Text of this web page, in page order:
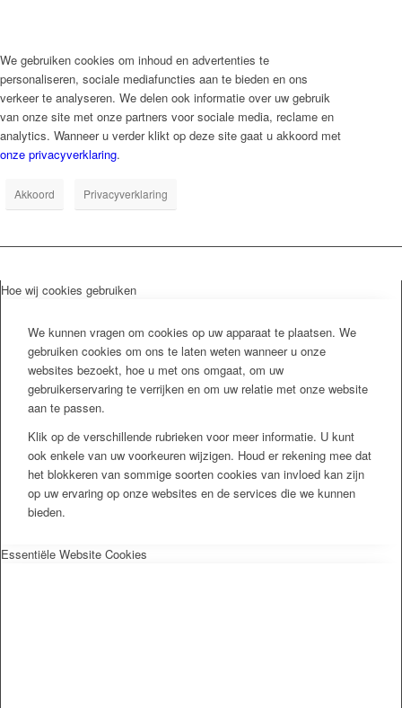
We gebruiken cookies om inhoud en advertenties te
personaliseren, sociale mediafuncties aan te bieden en ons
verkeer te analyseren. We delen ook informatie over uw gebruik
van onze site met onze partners voor sociale media, reclame en
analytics. Wanneer u verder klikt op deze site gaat u akkoord met
onze privacyverklaring.
Akkoord Privacyverklaring
Hoe wij cookies gebruiken
We kunnen vragen om cookies op uw apparaat te plaatsen. We
gebruiken cookies om ons te laten weten wanneer u onze
websites bezoekt, hoe u met ons omgaat, om uw
gebruikerservaring te verrijken en om uw relatie met onze website
aan te passen.
Klik op de verschillende rubrieken voor meer informatie. U kunt
ook enkele van uw voorkeuren wijzigen. Houd er rekening mee dat
het blokkeren van sommige soorten cookies van invloed kan zijn
op uw ervaring op onze websites en de services die we kunnen
bieden.
Essentiële Website Cookies